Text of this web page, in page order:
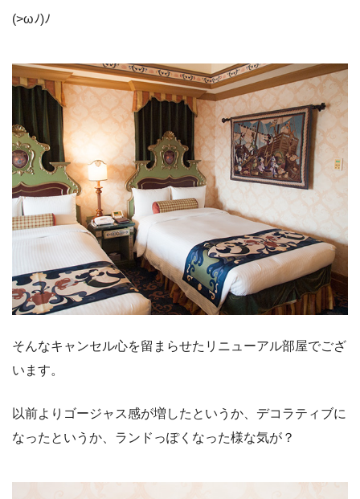
(>ωﾉ)ﾉ
そんなキャンセル心を留まらせたリニューアル部屋でござ
います。
以前よりゴージャス感が増したというか、デコラティブに
なったというか、ランドっぽくなった様な気が？